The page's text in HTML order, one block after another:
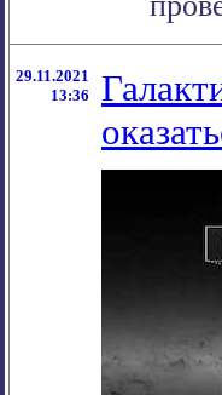
29.11.2021
13:36